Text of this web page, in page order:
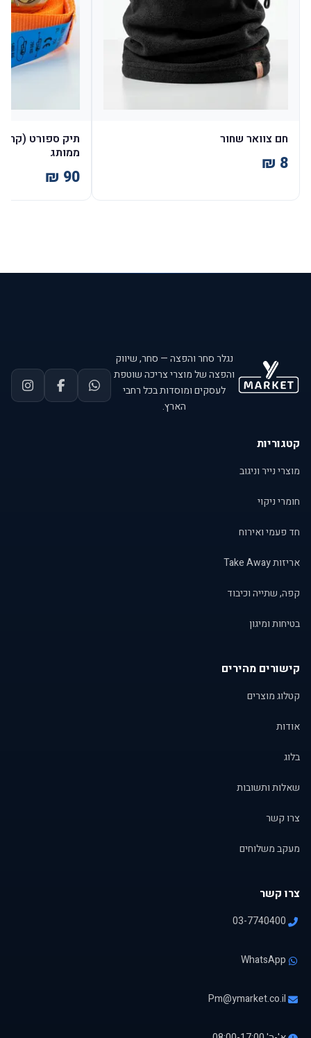
חם צוואר שחור
ממותג
נגלר סחר והפצה — סחר, שיווק
והפצה של מוצרי צריכה שוטפת
לעסקים ומוסדות בכל רחבי
הארץ.
קטגוריות
מוצרי נייר וניגוב
חומרי ניקוי
חד פעמי ואירוח
אריזות Take Away
קפה, שתייה וכיבוד
בטיחות ומיגון
קישורים מהירים
קטלוג מוצרים
אודות
בלוג
שאלות ותשובות
צרו קשר
מעקב משלוחים
צרו קשר
03-7740400
WhatsApp
Pm@ymarket.co.il